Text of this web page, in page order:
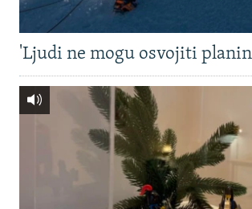
'Ljudi ne mogu osvojiti